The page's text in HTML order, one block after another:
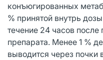
конъюгированных
% принятой внутрь
течение 24 часов
препарата. Менее 1 %
выводится через почки